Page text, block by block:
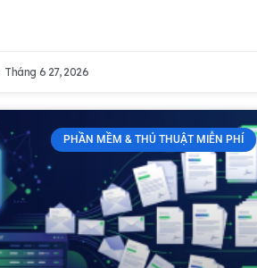
Tháng 6 27, 2026
PHẦN MỀM & THỦ THUẬT MIỄN PHÍ